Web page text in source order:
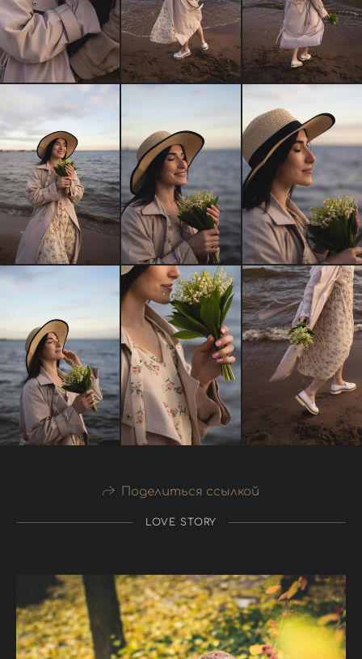
Поделиться ссылкой
LOVE STORY